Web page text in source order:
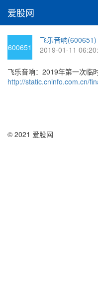
爱股网
600651
飞乐音响(600651)
2019-01-11
飞乐音响：2019年第一次临
http://static.cninfo.com.cn/
© 2021 爱股网